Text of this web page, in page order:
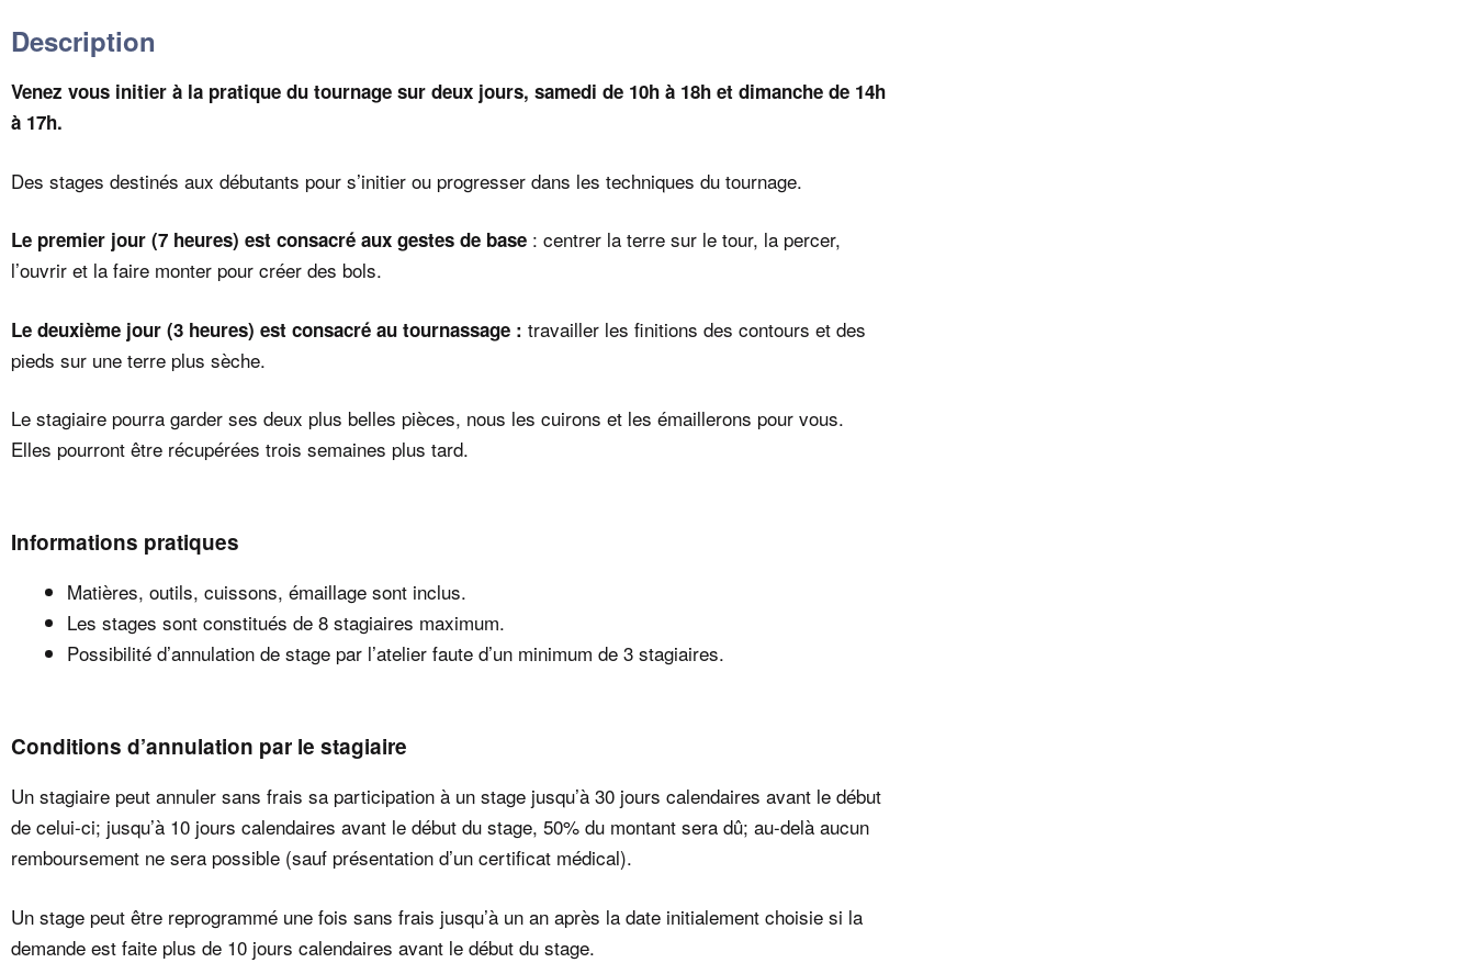
Description
Venez vous initier à la pratique du tournage sur deux jours, samedi de 10h à 18h et dimanche de 14h
à 17h.
Des stages destinés aux débutants pour s’initier ou progresser dans les techniques du tournage.
Le premier jour (7 heures) est consacré aux gestes de base : centrer la terre sur le tour, la percer,
l’ouvrir et la faire monter pour créer des bols.
Le deuxième jour (3 heures) est consacré au tournassage : travailler les finitions des contours et des
pieds sur une terre plus sèche.
Le stagiaire pourra garder ses deux plus belles pièces, nous les cuirons et les émaillerons pour vous.
Elles pourront être récupérées trois semaines plus tard.
Informations pratiques
Matières, outils, cuissons, émaillage sont inclus.
Les stages sont constitués de 8 stagiaires maximum.
Possibilité d’annulation de stage par l’atelier faute d’un minimum de 3 stagiaires.
Conditions d’annulation par le stagiaire
Un stagiaire peut annuler sans frais sa participation à un stage jusqu’à 30 jours calendaires avant le début
de celui-ci; jusqu’à 10 jours calendaires avant le début du stage, 50% du montant sera dû; au-delà aucun
remboursement ne sera possible (sauf présentation d’un certificat médical).
Un stage peut être reprogrammé une fois sans frais jusqu’à un an après la date initialement choisie si la
demande est faite plus de 10 jours calendaires avant le début du stage.